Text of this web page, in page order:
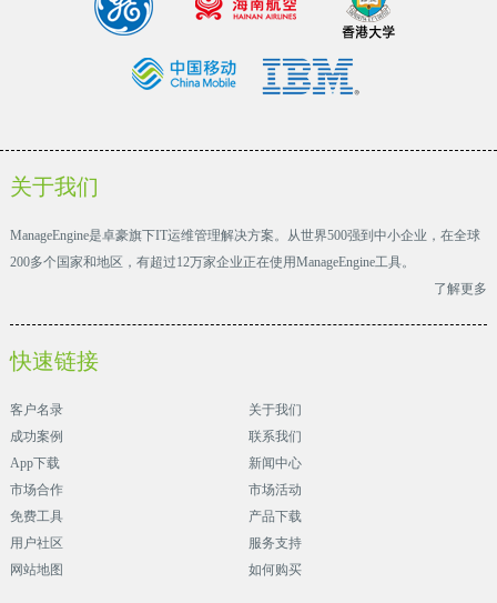
关于我们
ManageEngine是卓豪旗下IT运维管理解决方案。从世界500强到中小企业，在全球
200多个国家和地区，有超过12万家企业正在使用ManageEngine工具。
了解更多
快速链接
客户名录
成功案例
App下载
市场合作
免费工具
用户社区
网站地图
关于我们
联系我们
新闻中心
市场活动
产品下载
服务支持
如何购买